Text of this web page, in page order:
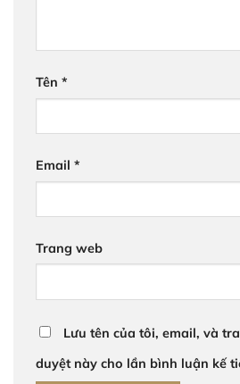
Tên *
Email *
Trang web
Lưu tên của tôi, email, và
duyệt này cho lần bình luận kế